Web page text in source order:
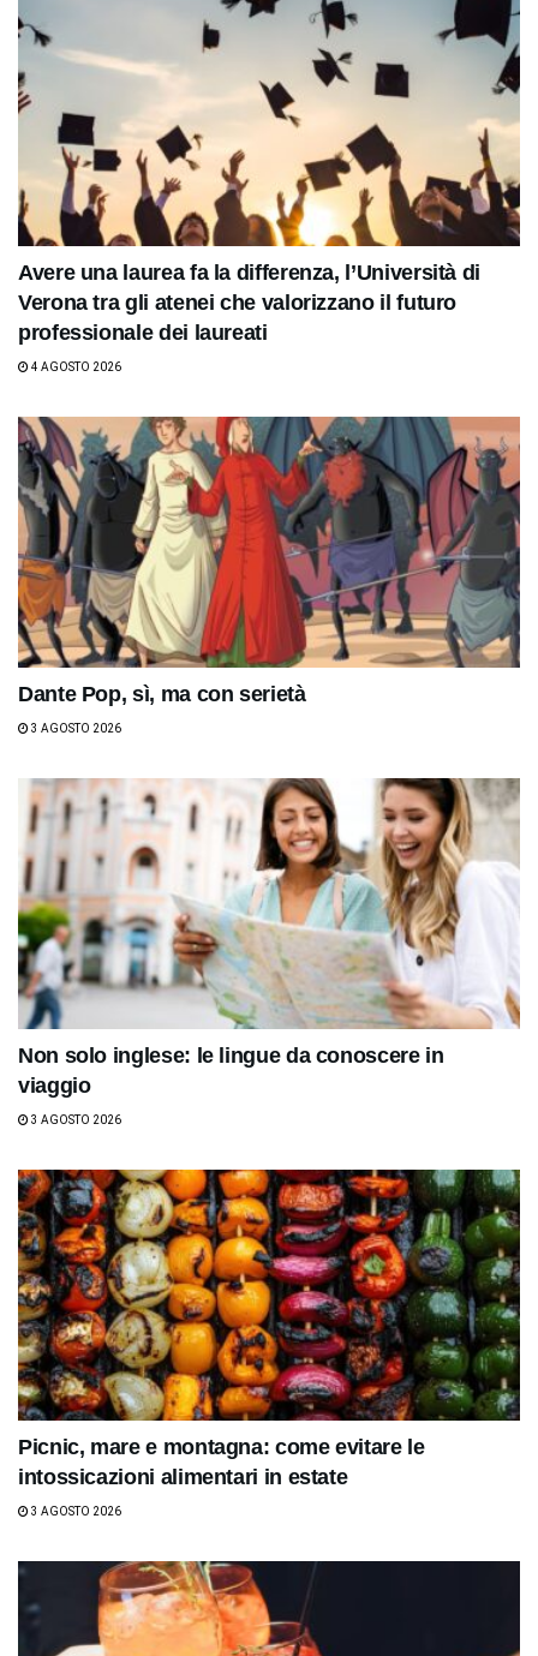
Avere una laurea fa la differenza, l’Università di
Verona tra gli atenei che valorizzano il futuro
professionale dei laureati
4 AGOSTO 2026
Dante Pop, sì, ma con serietà
3 AGOSTO 2026
Non solo inglese: le lingue da conoscere in
viaggio
3 AGOSTO 2026
Picnic, mare e montagna: come evitare le
intossicazioni alimentari in estate
3 AGOSTO 2026